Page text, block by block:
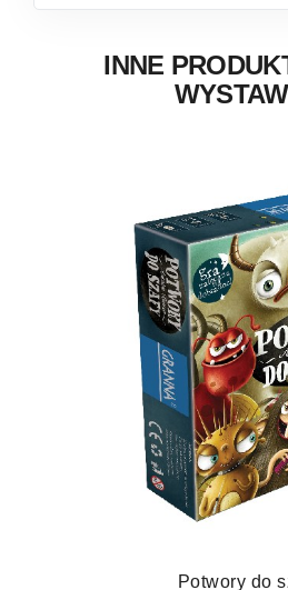
INNE
Potwory do